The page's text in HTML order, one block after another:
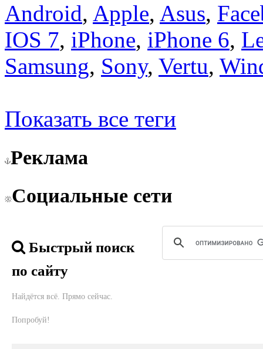
Android, Apple, Asus,
IOS 7, iPhone, iPhone 6,
Samsung, Sony, Vertu,
Показать все теги
Реклама
Социальные сети
Быстрый поиск
по сайту
Найдётся всё. Прямо сейчас.
Попробуй!